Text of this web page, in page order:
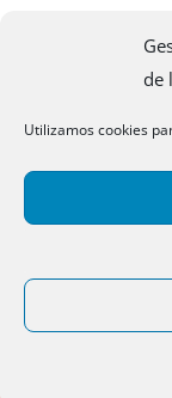
de
Utilizamos cookies
948 234 436 –